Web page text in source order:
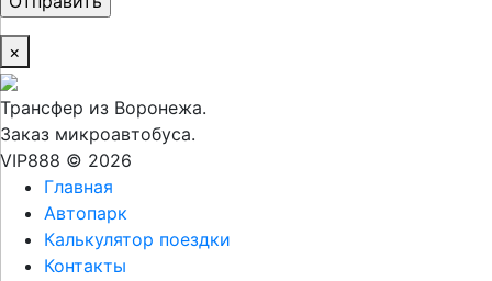
×
Трансфер из Воронежа.
Заказ микроавтобуса.
VIP888 © 2026
Главная
Автопарк
Калькулятор поездки
Контакты